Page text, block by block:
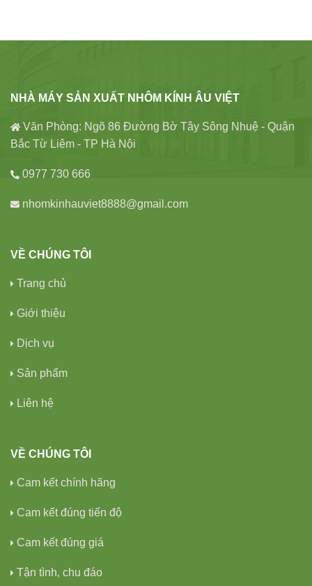
NHÀ MÁY SẢN XUẤT NHÔM KÍNH ÂU VIỆT
Văn Phòng: Ngõ 86 Đường Bờ Tây Sông Nhuệ - Quận
Bắc Từ Liêm - TP Hà Nội
0977 730 666
nhomkinhauviet8888@gmail.com
VỀ CHÚNG TÔI
Trang chủ
Giới thiệu
Dịch vụ
Sản phẩm
Liên hệ
VỀ CHÚNG TÔI
Cam kết chính hãng
Cam kết đúng tiến độ
Cam kết đúng giá
Tận tình, chu đáo